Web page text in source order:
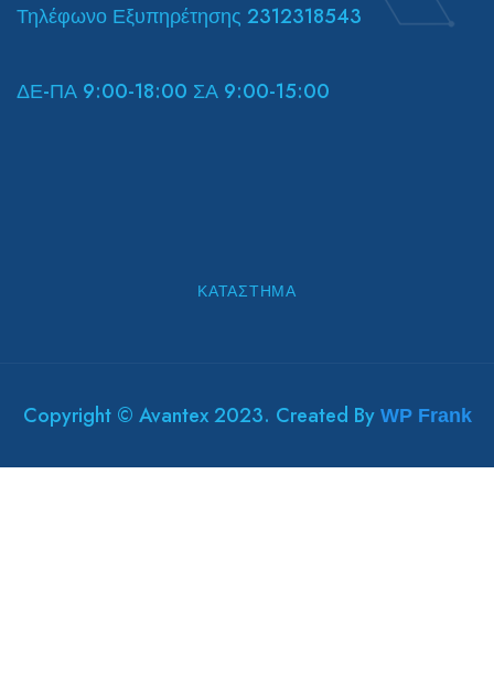
Τηλέφωνο Εξυπηρέτησης 2312318543
ΔΕ-ΠΑ 9:00-18:00 ΣΑ 9:00-15:00
ΚΑΤΆΣΤΗΜΑ
Copyright © Avantex 2023. Created By WP Frank